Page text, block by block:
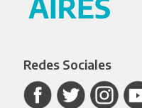
Redes Sociales